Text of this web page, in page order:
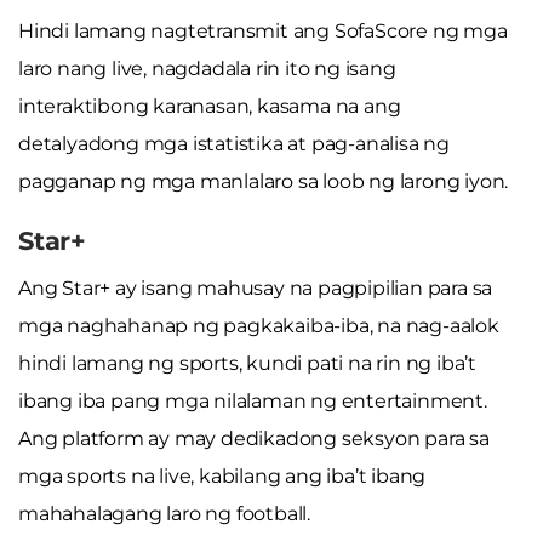
Hindi lamang nagtetransmit ang SofaScore ng mga
laro nang live, nagdadala rin ito ng isang
interaktibong karanasan, kasama na ang
detalyadong mga istatistika at pag-analisa ng
pagganap ng mga manlalaro sa loob ng larong iyon.
Star+
Ang Star+ ay isang mahusay na pagpipilian para sa
mga naghahanap ng pagkakaiba-iba, na nag-aalok
hindi lamang ng sports, kundi pati na rin ng iba’t
ibang iba pang mga nilalaman ng entertainment.
Ang platform ay may dedikadong seksyon para sa
mga sports na live, kabilang ang iba’t ibang
mahahalagang laro ng football.